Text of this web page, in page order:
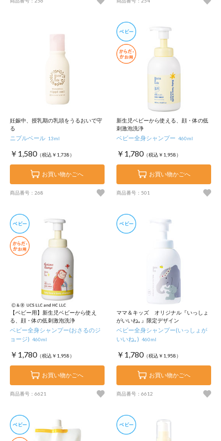
妊娠中、授乳期の乳頭をうるおいで守
る
ニプルベール 13ml
￥1,580（税込￥1,738）
お買い物かごへ
商品番号：268
新生児ベビーから使える、顔・体の低
刺激泡洗浄
ベビー全身シャンプー 460ml
￥1,780（税込￥1,958）
お買い物かごへ
商品番号：501
【ベビー用】新生児ベビーから使え
る、顔・体の低刺激泡洗浄
ベビー全身シャンプー(おさるのジ
ョージ) 460ml
￥1,780（税込￥1,958）
お買い物かごへ
商品番号：6621
ママ＆キッズ オリジナル『いっしょ
がいいね｡』限定デザイン
ベビー全身シャンプー(いっしょが
いいね｡) 460ml
￥1,780（税込￥1,958）
お買い物かごへ
商品番号：6612